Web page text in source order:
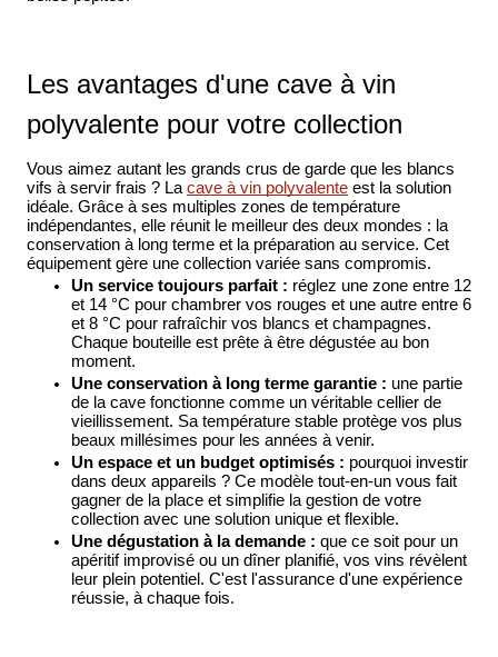
Les avantages d'une cave à vin
polyvalente pour votre collection
Vous aimez autant les grands crus de garde que les blancs
vifs à servir frais ? La cave à vin polyvalente est la solution
idéale. Grâce à ses multiples zones de température
indépendantes, elle réunit le meilleur des deux mondes : la
conservation à long terme et la préparation au service. Cet
équipement gère une collection variée sans compromis.
Un service toujours parfait : réglez une zone entre 12
et 14 °C pour chambrer vos rouges et une autre entre 6
et 8 °C pour rafraîchir vos blancs et champagnes.
Chaque bouteille est prête à être dégustée au bon
moment.
Une conservation à long terme garantie : une partie
de la cave fonctionne comme un véritable cellier de
vieillissement. Sa température stable protège vos plus
beaux millésimes pour les années à venir.
Un espace et un budget optimisés : pourquoi investir
dans deux appareils ? Ce modèle tout-en-un vous fait
gagner de la place et simplifie la gestion de votre
collection avec une solution unique et flexible.
Une dégustation à la demande : que ce soit pour un
apéritif improvisé ou un dîner planifié, vos vins révèlent
leur plein potentiel. C'est l'assurance d'une expérience
réussie, à chaque fois.